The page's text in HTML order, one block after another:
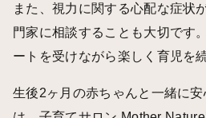
また、視力に関する心配な症状
門家に相談することも大切です
ートを受けながら楽しく育児を
生後2ヶ月の赤ちゃんと一緒に